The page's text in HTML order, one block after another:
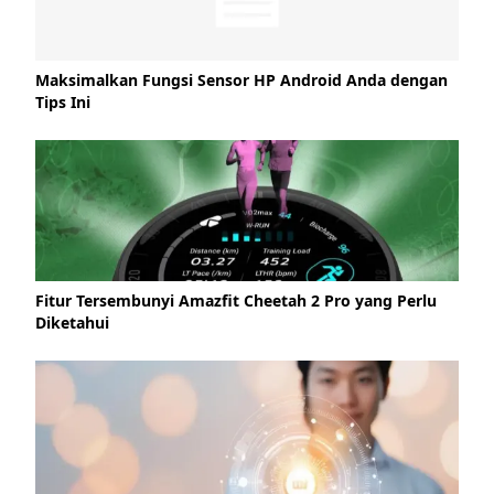
Maksimalkan Fungsi Sensor HP Android Anda dengan
Tips Ini
Fitur Tersembunyi Amazfit Cheetah 2 Pro yang Perlu
Diketahui